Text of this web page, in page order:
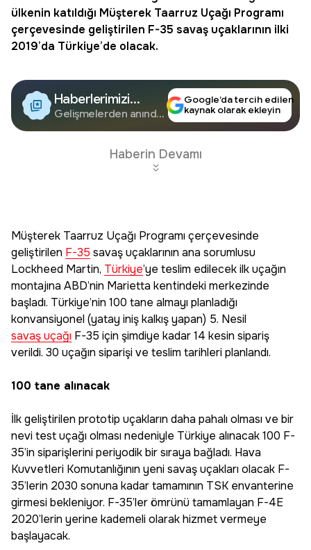
ülkenin katıldığı Müşterek Taarruz Uçağı Programı
çerçevesinde geliştirilen F-35 savaş uçaklarının ilki
2019’da Türkiye’de olacak.
Haberlerimizi
Google'da Takip
Edin
Gelişmelerden anında
Google’da tercih edilen
kaynak olarak ekleyin
Haberin Devamı
Müşterek Taarruz Uçağı Programı çerçevesinde
geliştirilen F-35 savaş uçaklarının ana sorumlusu
Lockheed Martin, Türkiye’ye teslim edilecek ilk uçağın
montajına ABD’nin Marietta kentindeki merkezinde
başladı. Türkiye’nin 100 tane almayı planladığı
konvansiyonel (yatay iniş kalkış yapan) 5. Nesil
savaş uçağı F-35 için şimdiye kadar 14 kesin sipariş
verildi. 30 uçağın siparişi ve teslim tarihleri planlandı.
100 tane alınacak
İlk geliştirilen prototip uçakların daha pahalı olması ve bir
nevi test uçağı olması nedeniyle Türkiye alınacak 100 F-
35’in siparişlerini periyodik bir sıraya bağladı. Hava
Kuvvetleri Komutanlığının yeni savaş uçakları olacak F-
35’lerin 2030 sonuna kadar tamamının TSK envanterine
girmesi bekleniyor. F-35’ler ömrünü tamamlayan F-4E
2020’lerin yerine kademeli olarak hizmet vermeye
başlayacak.